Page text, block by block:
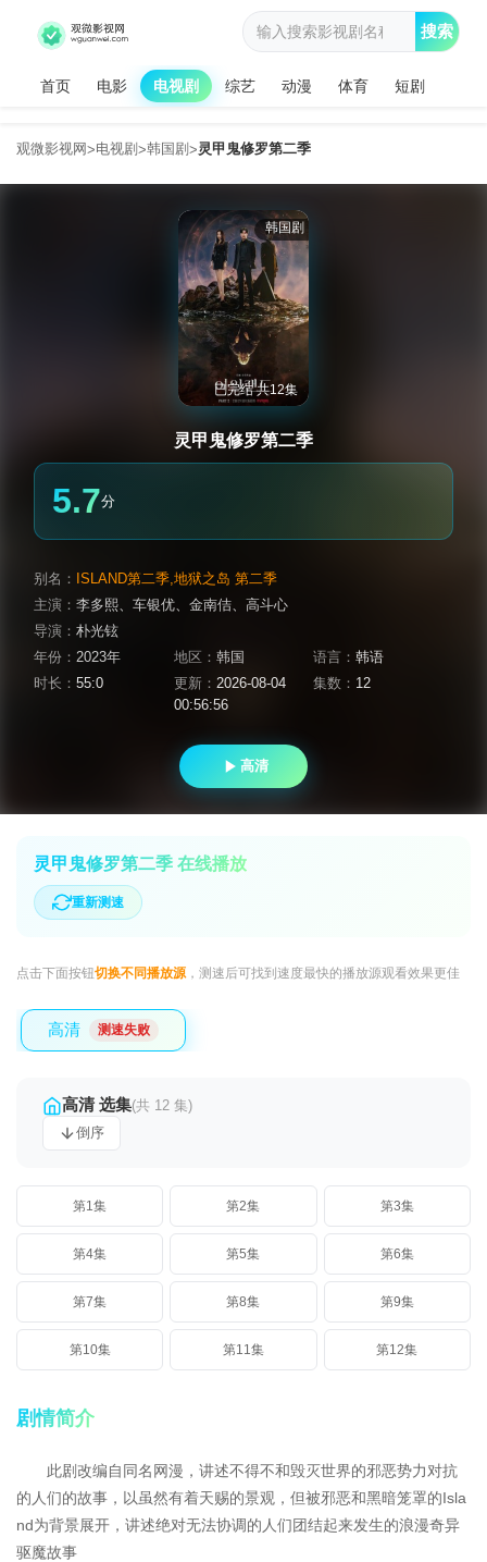
首页 电影 电视剧 综艺 动漫 体育 短剧
搜索
观微影视网>电视剧 >韩国剧 >灵甲鬼修罗第二季
韩国剧
已完结 共12集
灵甲鬼修罗第二季
5.7分
别名： ISLAND第二季,地狱之岛 第二季
主演： 李多熙、 车银优、 金南佶、 高斗心
导演： 朴光铉
年份： 2023年 地区： 韩国 语言：韩语
时长： 55:0 更新： 2026-08-04
00:56:56
集数： 12
高清
灵甲鬼修罗第二季 在线播放
重新测速
点击下面按钮切换不同播放源，测速后可找到速度最快的播放源观看效果更佳
高清 测速失败
高清 选集(共 12 集)
倒序
第1集 第2集 第3集
第4集 第5集 第6集
第7集 第8集 第9集
第10集 第11集 第12集
剧情简介
此剧改编自同名网漫，讲述不得不和毁灭世界的邪恶势力对抗
的人们的故事，以虽然有着天赐的景观，但被邪恶和黑暗笼罩的Isla
nd为背景展开，讲述绝对无法协调的人们团结起来发生的浪漫奇异
驱魔故事